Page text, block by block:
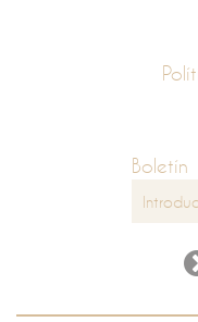
Boletín